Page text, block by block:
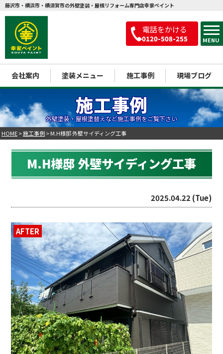
電話をかける
0120-508-255 MENU
藤沢市・横浜市・横須賀市の外壁塗装・屋根リフォーム専門店幸家ペイント
会社案内 塗装メニュー 施工事例 現場ブログ
施工事例
外壁塗装・屋根塗替えなど施工事例をご覧下さい
HOME>施工事例>M.H様邸 外壁サイディング工事
M.H様邸 外壁サイディング工事
2025.04.22 (Tue)
AFTER